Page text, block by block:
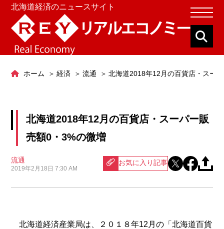
北海道経済のニュースサイト
ホーム 経済 流通 北海道2018年12月の百貨店・スー
北海道2018年12月の百貨店・スーパー販
売額0・3%の微増
流通
2019年2月18日 7:30 AM
お気に入り記事
北海道経済産業局は、２０１８年12月の「北海道百貨